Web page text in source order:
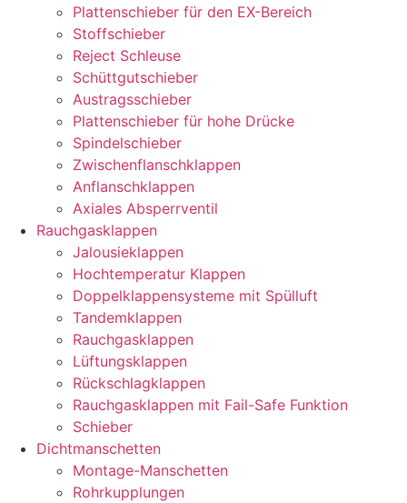
Plattenschieber für den EX-Bereich
Stoffschieber
Reject Schleuse
Schüttgutschieber
Austragsschieber
Plattenschieber für hohe Drücke
Spindelschieber
Zwischenflanschklappen
Anflanschklappen
Axiales Absperrventil
Rauchgasklappen
Jalousieklappen
Hochtemperatur Klappen
Doppelklappensysteme mit Spülluft
Tandemklappen
Rauchgasklappen
Lüftungsklappen
Rückschlagklappen
Rauchgasklappen mit Fail-Safe Funktion
Schieber
Dichtmanschetten
Montage-Manschetten
Rohrkupplungen